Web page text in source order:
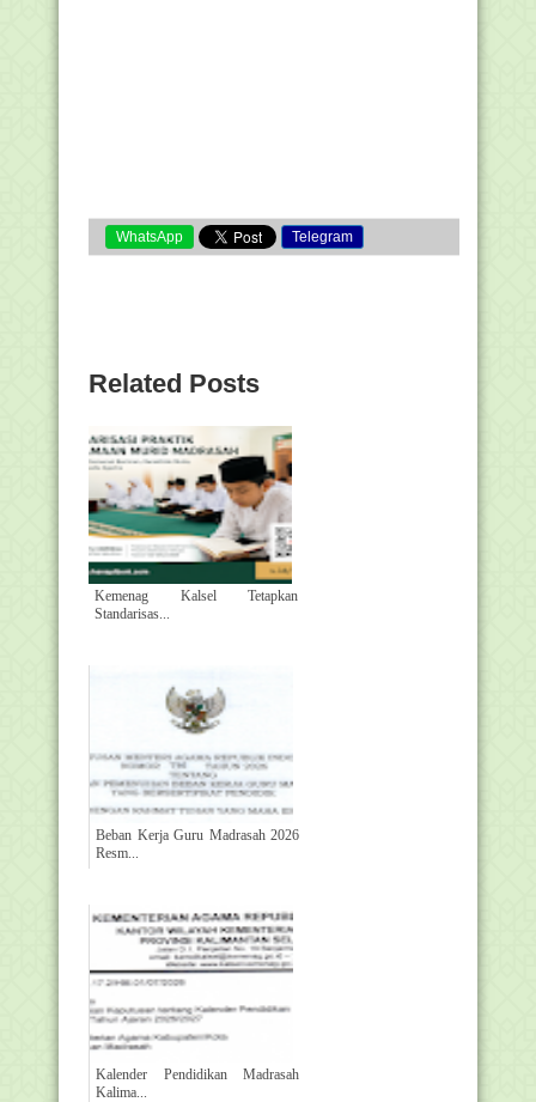
WhatsApp Telegram
Related Posts
Kemenag Kalsel Tetapkan
Standarisas...
Beban Kerja Guru Madrasah 2026
Resm...
Kalender Pendidikan Madrasah
Kalima...